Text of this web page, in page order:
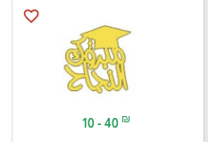
favorite_border
10 - 40 ₪